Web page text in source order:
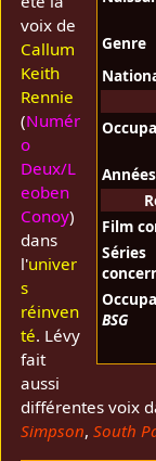
Genre
Film
Séries
BSG
voix de
Callum
Keith
Rennie
(Numér
o
Deux/L
eoben
Conoy)
dans
l'univer
s
réinven
té. Lévy
fait
aussi
différentes voix
Simpson,South